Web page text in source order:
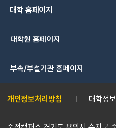
대학 홈페이지
대학원 홈페이지
부속/부설기관 홈페이지
개인정보처리방침 대학정